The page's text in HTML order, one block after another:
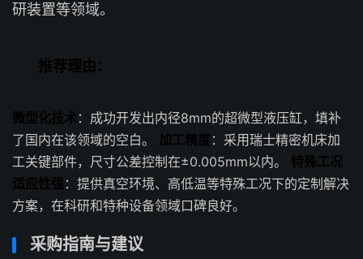
研装置等领域。
推荐理由：
微型化技术：成功开发出内径8mm的超微型液压缸，填补
了国内在该领域的空白。 加工精度 ：采用瑞士精密机床加
工关键部件，尺寸公差控制在±0.005mm以内。 特殊工况
适应性强 ：提供真空环境、高低温等特殊工况下的定制解决
方案，在科研和特种设备领域口碑良好。
采购指南与建议